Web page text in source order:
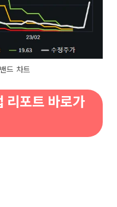
드 차트
리포트 바로가